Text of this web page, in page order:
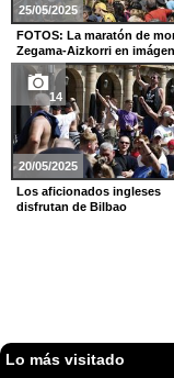
25/05/2025
FOTOS: La maratón de
Zegama-Aizkorri en
14
20/05/2025
Los aficionados ingleses
disfrutan de Bilbao
Lo más visitado